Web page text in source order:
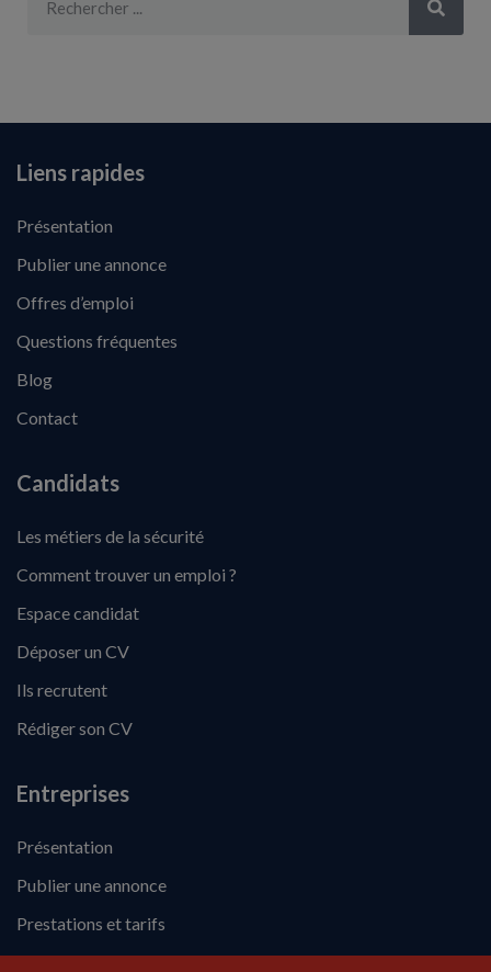
Liens rapides
Présentation
Publier une annonce
Offres d’emploi
Questions fréquentes
Blog
Contact
Candidats
Les métiers de la sécurité
Comment trouver un emploi ?
Espace candidat
Déposer un CV
Ils recrutent
Rédiger son CV
Entreprises
Présentation
Publier une annonce
Prestations et tarifs